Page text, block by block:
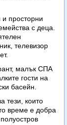
и просторни
с деца.
телевизор
малък СПА
гости на
басейн.
тези, които
време е добра